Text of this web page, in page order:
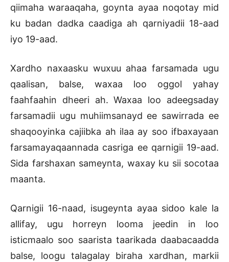
qiimaha waraaqaha, goynta ayaa noqotay mid
ku badan dadka caadiga ah qarniyadii 18-aad
iyo 19-aad.
Xardho naxaasku wuxuu ahaa farsamada ugu
qaalisan, balse, waxaa loo oggol yahay
faahfaahin dheeri ah. Waxaa loo adeegsaday
farsamadii ugu muhiimsanayd ee sawirrada ee
shaqooyinka cajiibka ah ilaa ay soo ifbaxayaan
farsamayaqaannada casriga ee qarnigii 19-aad.
Sida farshaxan sameynta, waxay ku sii socotaa
maanta.
Qarnigii 16-naad, isugeynta ayaa sidoo kale la
allifay, ugu horreyn looma jeedin in loo
isticmaalo soo saarista taarikada daabacaadda
balse, loogu talagalay biraha xardhan, markii